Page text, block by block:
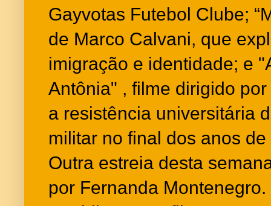
Gayvotas Futebol Clube;
de Marco Calvani, que
imigração e identidade; e
Antônia" , filme dirigido
a resistência universitária
militar no final dos anos de
Outra estreia desta
por Fernanda